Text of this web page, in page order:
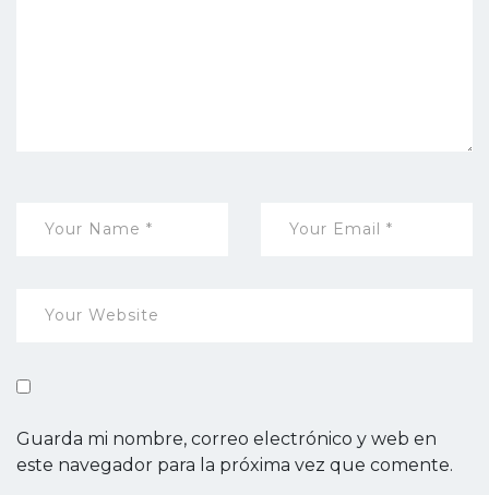
Guarda mi nombre, correo electrónico y web en
este navegador para la próxima vez que comente.